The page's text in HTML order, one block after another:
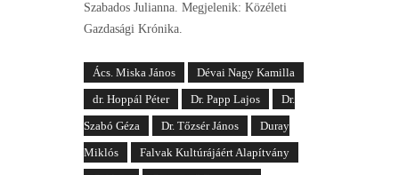
Szabados Julianna. Megjelenik: Közéleti
Gazdasági Krónika.
Ács. Miska János
Dévai Nagy Kamilla
dr. Hoppál Péter
Dr. Papp Lajos
Dr.
Szabó Géza
Dr. Tőzsér János
Duray
Miklós
Falvak Kultúrájáért Alapítvány